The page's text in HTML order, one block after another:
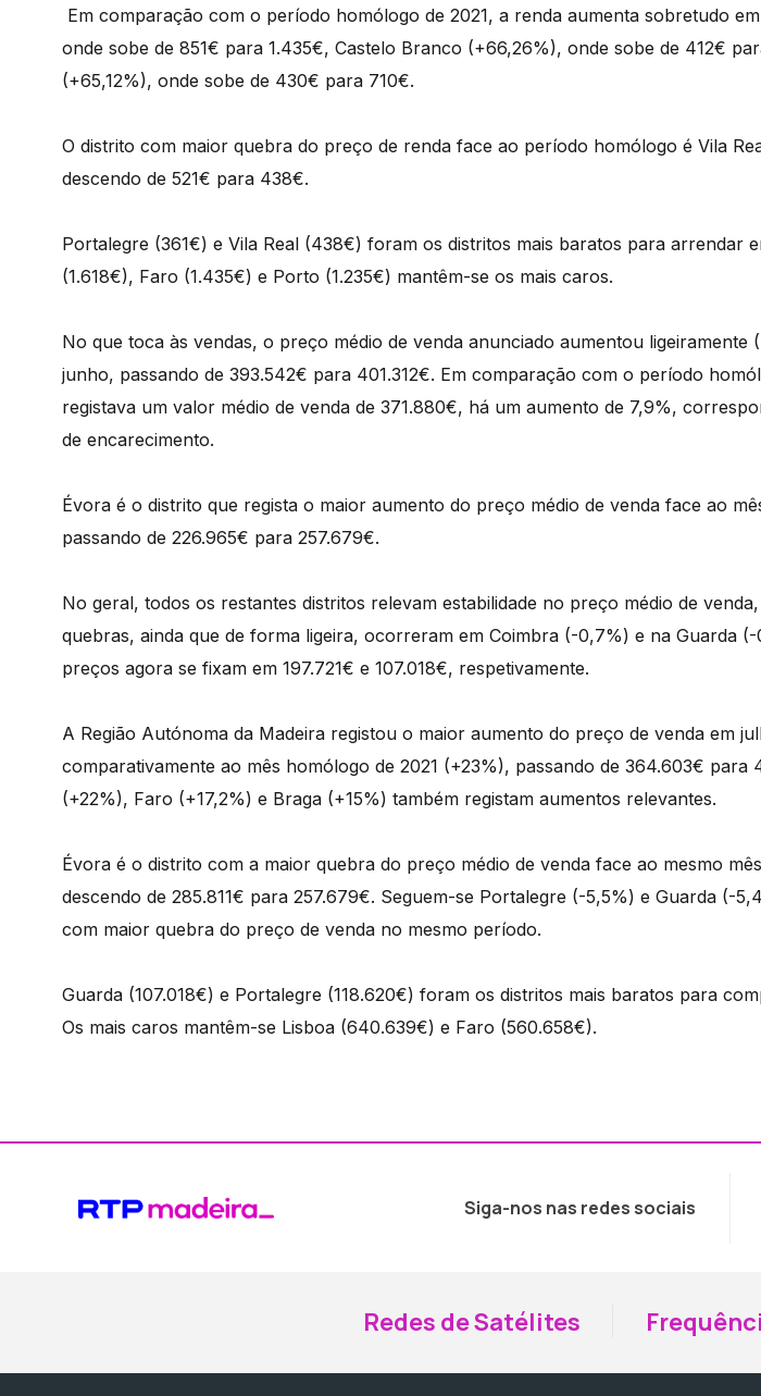
Em comparação com o período homólogo de 2021, a renda aumenta sobretudo
onde sobe de 851€ para 1.435€, Castelo Branco (+66,26%), onde sobe de 412€
(+65,12%), onde sobe de 430€ para 710€.
O distrito com maior quebra do preço de renda face ao período homólogo é Vila
descendo de 521€ para 438€.
Portalegre (361€) e Vila Real (438€) foram os distritos mais baratos para arrendar
(1.618€), Faro (1.435€) e Porto (1.235€) mantêm-se os mais caros.
No que toca às vendas, o preço médio de venda anunciado aumentou ligeiramente
junho, passando de 393.542€ para 401.312€. Em comparação com o período
registava um valor médio de venda de 371.880€, há um aumento de 7,9%,
de encarecimento.
Évora é o distrito que regista o maior aumento do preço médio de venda face ao
passando de 226.965€ para 257.679€.
No geral, todos os restantes distritos relevam estabilidade no preço médio de
quebras, ainda que de forma ligeira, ocorreram em Coimbra (-0,7%) e na Guarda
preços agora se fixam em 197.721€ e 107.018€, respetivamente.
A Região Autónoma da Madeira registou o maior aumento do preço de venda em
comparativamente ao mês homólogo de 2021 (+23%), passando de 364.603€ para
(+22%), Faro (+17,2%) e Braga (+15%) também registam aumentos relevantes.
Évora é o distrito com a maior quebra do preço médio de venda face ao mesmo
descendo de 285.811€ para 257.679€. Seguem-se Portalegre (-5,5%) e Guarda (-
com maior quebra do preço de venda no mesmo período.
Guarda (107.018€) e Portalegre (118.620€) foram os distritos mais baratos para
Os mais caros mantêm-se Lisboa (640.639€) e Faro (560.658€).
Siga-nos nas redes sociais
Redes de Satélites